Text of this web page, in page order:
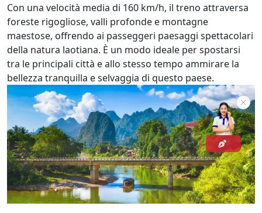
Con una velocità media di 160 km/h, il treno attraversa
foreste rigogliose, valli profonde e montagne
maestose, offrendo ai passeggeri paesaggi spettacolari
della natura laotiana. È un modo ideale per spostarsi
tra le principali città e allo stesso tempo ammirare la
bellezza tranquilla e selvaggia di questo paese.